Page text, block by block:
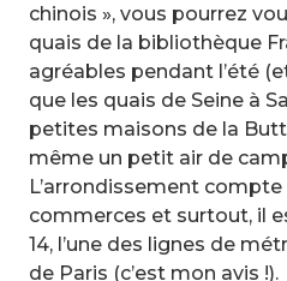
chinois », vous pourrez
quais de la bibliothèque
agréables pendant l’été
que les quais de Seine à
petites maisons de la
même un petit air de
L’arrondissement
commerces et surtout, il
14, l’une des lignes de
de Paris (c’est mon avis !).